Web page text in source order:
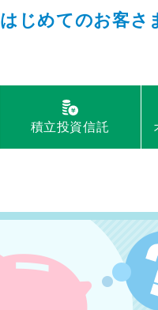
はじめてのお客さ
積立投資信託
マイファンド